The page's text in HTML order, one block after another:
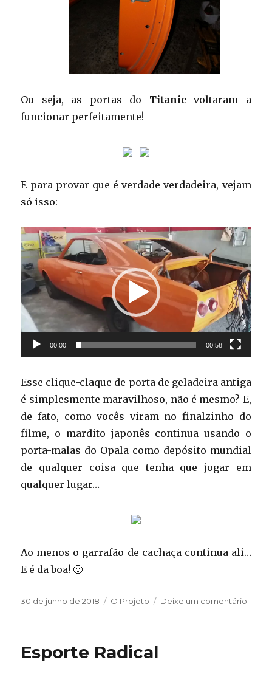
Ou seja, as portas do Titanic voltaram a
funcionar perfeitamente!
E para provar que é verdade verdadeira, vejam
só isso:
Tocador
de
vídeo
00:00 00:58
Esse clique-claque de porta de geladeira antiga
é simplesmente maravilhoso, não é mesmo? E,
de fato, como vocês viram no finalzinho do
filme, o mardito japonês continua usando o
porta-malas do Opala como depósito mundial
de qualquer coisa que tenha que jogar em
qualquer lugar…
Ao menos o garrafão de cachaça continua ali…
E é da boa! 🙂
Publicado
30 de junho de 2018 Categorias
O Projeto Deixe um comentário
Esporte Radical